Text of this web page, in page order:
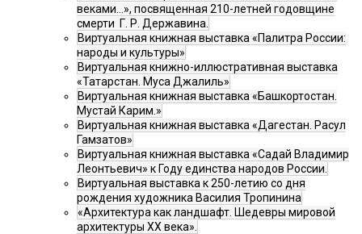
веками…», посвященная 210-летней годовщине
смерти Г. Р. Державина.
Виртуальная книжная выставка «Палитра России:
народы и культуры»
Виртуальная книжно-иллюстративная выставка
«Татарстан. Муса Джалиль»
Виртуальная книжная выставка «Башкортостан.
Мустай Карим.»
Виртуальная книжная выставка «Дагестан. Расул
Гамзатов»
Виртуальная книжная выставка «Садай Владимир
Леонтьевич» к Году единства народов России.
Виртуальная выставка к 250-летию со дня
рождения художника Василия Тропинина
«Архитектура как ландшафт. Шедевры мировой
архитектуры XX века».